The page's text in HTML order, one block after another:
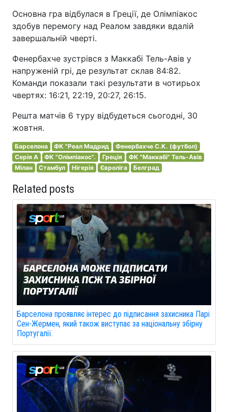
Основна гра відбулася в Греції, де Олімпіакос
здобув перемогу над Реалом завдяки вдалій
завершальній чверті.
Фенербахче зустрівся з Маккабі Тель-Авів у
напруженій грі, де результат склав 84:82.
Команди показали такі результати в чотирьох
чвертях: 16:21, 22:19, 20:27, 26:15.
Решта матчів 6 туру відбудеться сьогодні, 30
жовтня.
Барселона ФК "Реал Мадрид
Фенербахче С.К. (футбол)
Серія A
ФК "Олімпіакос". Греція
ФК "Маккабі" Тель-Авів
Мілан
Стамбул Нігерія Євроліга Белград
Related posts
Барселона проявляє інтерес до підписання захисника Парі
Сен-Жермен, який також виступає за національну збірну
Португалії.